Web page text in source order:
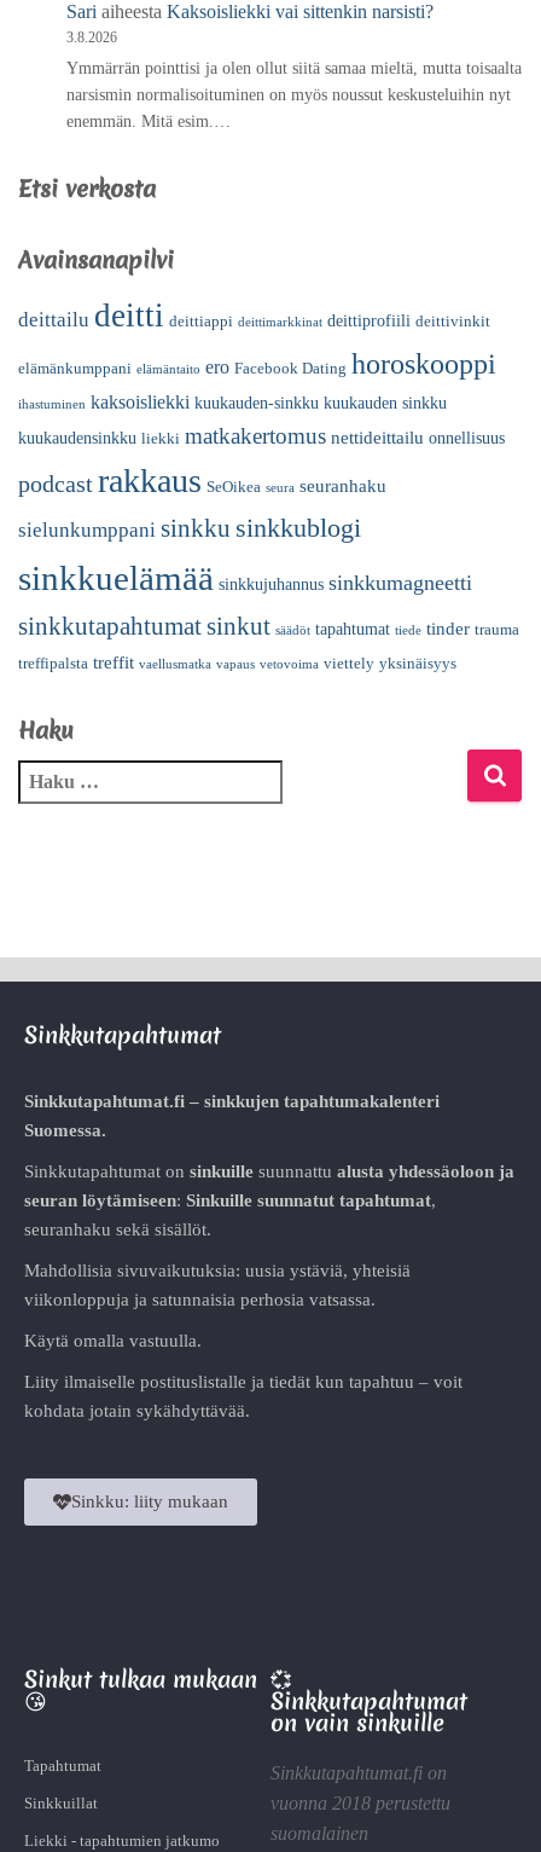
Sari aiheesta Kaksoisliekki vai sittenkin narsisti?
3.8.2026
Ymmärrän pointtisi ja olen ollut siitä samaa mieltä, mutta toisaalta
narsismin normalisoituminen on myös noussut keskusteluihin nyt
enemmän. Mitä esim.…
Etsi verkosta
Avainsanapilvi
deittailu deitti deittiappi deittimarkkinat deittiprofiili deittivinkit
elämänkumppani elämäntaito ero Facebook Dating horoskooppi
ihastuminen kaksoisliekki kuukauden-sinkku kuukauden sinkku
kuukaudensinkku liekki matkakertomus nettideittailu onnellisuus
podcast rakkaus SeOikea seura seuranhaku
sielunkumppani sinkku sinkkublogi
sinkkuelämää sinkkujuhannus sinkkumagneetti
sinkkutapahtumatsinkut säädöt tapahtumat tiede tinder trauma
treffipalsta treffit vaellusmatka vapaus vetovoima viettely yksinäisyys
Haku
Sinkkutapahtumat
Sinkkutapahtumat.fi – sinkkujen tapahtumakalenteri
Suomessa.
Sinkkutapahtumat on sinkuille suunnattu alusta yhdessäoloon ja
seuran löytämiseen: Sinkuille suunnatut tapahtumat,
seuranhaku sekä sisällöt.
Mahdollisia sivuvaikutuksia: uusia ystäviä, yhteisiä
viikonloppuja ja satunnaisia perhosia vatsassa.
Käytä omalla vastuulla.
Liity ilmaiselle postituslistalle ja tiedät kun tapahtuu – voit
kohdata jotain sykähdyttävää.
Sinkku: liity mukaan
Sinkut tulkaa mukaan
😘
Tapahtumat
Sinkkuillat
Liekki - tapahtumien jatkumo
💞
Sinkkutapahtumat
on vain sinkuille
Sinkkutapahtumat.fi on
vuonna 2018 perustettu
suomalainen